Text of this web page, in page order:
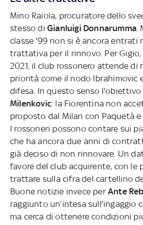
Mino Raiola, procuratore dello
stesso di Gianluigi Donnarumma
classe '99 non si è ancora entrati
trattativa per il rinnovo. Per Gigio,
2021, il club rossonero attende di
priorità come il nodo Ibrahimovic
difesa. In questo senso l'obiettivo
Milenkovic: la Fiorentina non
proposto dal Milan con Paquetà
I rossoneri possono contare sui
che ha ancora due anni di
già deciso di non rinnovare. Un
favore del club acquirente, con le
trattare sulla cifra del cartellino
Buone notizie invece per Ante
raggiunto un’intesa sull’ingaggio
ma cerca di ottenere condizioni